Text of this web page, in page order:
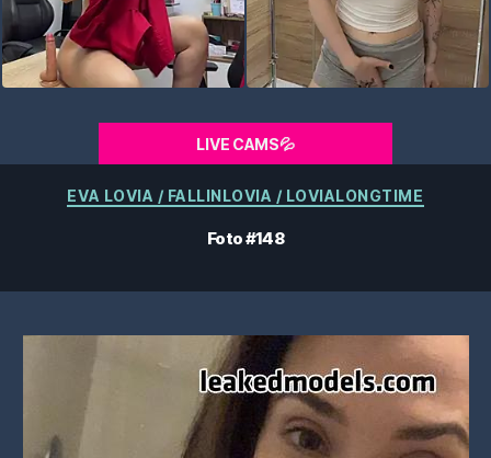
LIVE CAMS💦
Kategorier
EVA LOVIA / FALLINLOVIA / LOVIALONGTIME
Foto #148